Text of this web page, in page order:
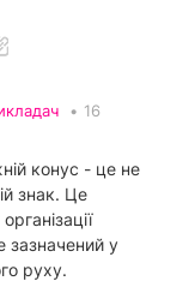
• 16
конус - це не
знак. Це
зазначений у
руху.